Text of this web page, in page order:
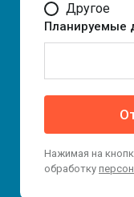
Другое
Планируемые
Нажимая на
обработку